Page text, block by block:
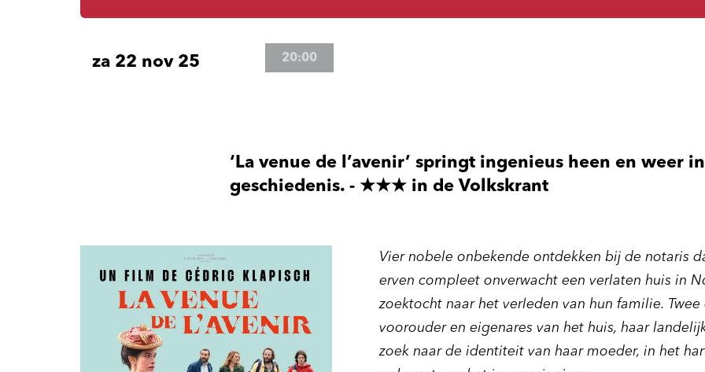
za 22 nov 25 20:00
‘La venue de l’avenir’ springt ingenieus heen en weer
geschiedenis. - ★★★ in de Volkskrant
Vier nobele onbekende ontdekken bij de notaris
erven compleet onverwacht een verlaten huis in
zoektocht naar het verleden van hun familie.
voorouder en eigenares van het huis, haar
zoek naar de identiteit van haar moeder, in het